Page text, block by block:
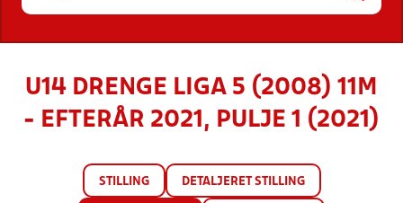
U14 DRENGE LIGA 5 (2008) 11M
- EFTERÅR 2021, PULJE 1 (2021)
STILLING DETALJERET STILLING